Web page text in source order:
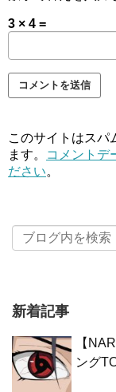
3 × 4 =
このサイトはスパ
ます。
コメントデ
ださい。
新着記事
【
ング